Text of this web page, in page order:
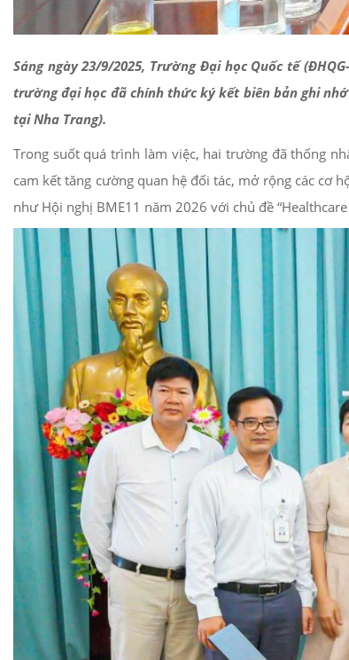
Sáng ngày 23/9/2025, Trường Đại học Quốc tế
trường đại học đã chính thức ký kết biên bản ghi
tại Nha Trang).
Trong suốt quá trình làm việc, hai trường đã thống
cam kết tăng cường quan hệ đối tác, mở rộng các cơ
như Hội nghị BME11 năm 2026 với chủ đề